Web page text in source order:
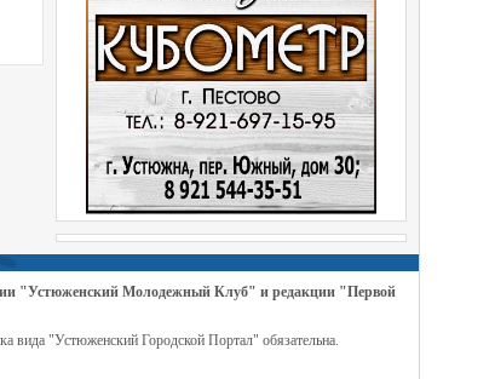
"Устюженский Молодежный Клуб" и редакции "Первой
вида "Устюженский Городской Портал" обязательна.